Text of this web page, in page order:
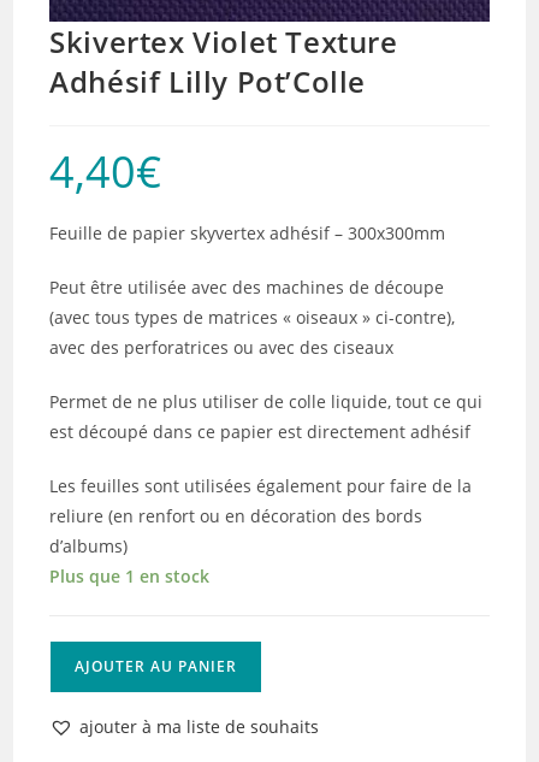
Skivertex Violet Texture
Adhésif Lilly Pot’Colle
4,40€
Feuille de papier skyvertex adhésif – 300x300mm
Peut être utilisée avec des machines de découpe
(avec tous types de matrices « oiseaux » ci-contre),
avec des perforatrices ou avec des ciseaux
Permet de ne plus utiliser de colle liquide, tout ce qui
est découpé dans ce papier est directement adhésif
Les feuilles sont utilisées également pour faire de la
reliure (en renfort ou en décoration des bords
d’albums)
Plus que 1 en stock
Skivertex
AJOUTER AU PANIER
ajouter à ma liste de souhaits